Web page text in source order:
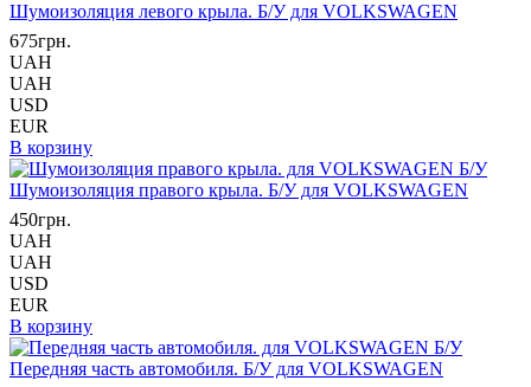
Шумоизоляция левого крыла. Б/У для VOLKSWAGEN
675грн.
UAH
UAH
USD
EUR
В корзину
Шумоизоляция правого крыла. Б/У для VOLKSWAGEN
450грн.
UAH
UAH
USD
EUR
В корзину
Передняя часть автомобиля. Б/У для VOLKSWAGEN